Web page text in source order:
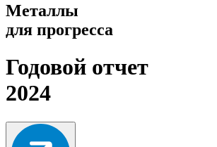
Металлы
для прогресса
Годовой отчет
2024